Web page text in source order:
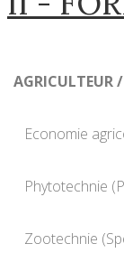
AGRICULTEUR
Economie
Phytotechnie
Zootechnie